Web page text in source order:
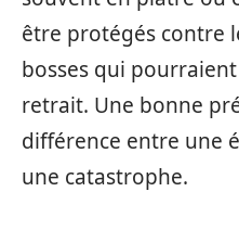
être protégés contre
bosses qui
retrait. Une bonne
différence entre une
une catastrophe.